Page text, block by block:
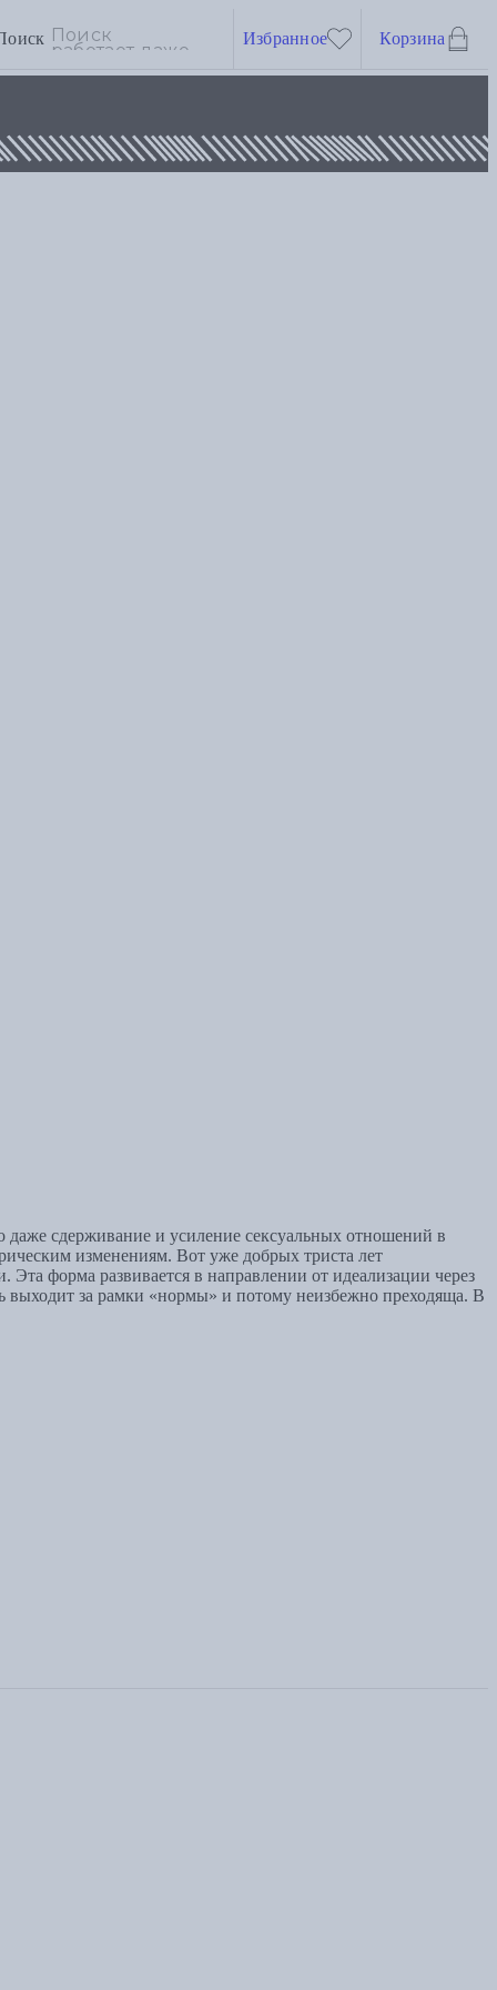
Избранное Корзина
сдерживание и усиление сексуальных отношений в
изменениям. Вот уже добрых триста лет
форма развивается в направлении от идеализации через
выходит за рамки «нормы» и потому неизбежно преходяща. В